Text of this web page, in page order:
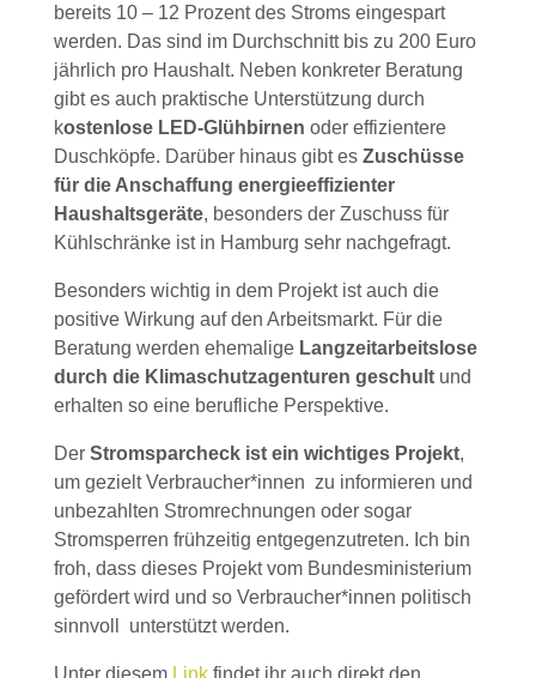
bereits 10 – 12 Prozent des Stroms eingespart
werden. Das sind im Durchschnitt bis zu 200 Euro
jährlich pro Haushalt. Neben konkreter Beratung
gibt es auch praktische Unterstützung durch
kostenlose LED-Glühbirnen oder effizientere
Duschköpfe. Darüber hinaus gibt es Zuschüsse
für die Anschaffung energieeffizienter
Haushaltsgeräte, besonders der Zuschuss für
Kühlschränke ist in Hamburg sehr nachgefragt.
Besonders wichtig in dem Projekt ist auch die
positive Wirkung auf den Arbeitsmarkt. Für die
Beratung werden ehemalige Langzeitarbeitslose
durch die Klimaschutzagenturen geschultund
erhalten so eine berufliche Perspektive.
Der Stromsparcheck ist ein wichtiges Projekt,
um gezielt Verbraucher*innen zu informieren und
unbezahlten Stromrechnungen oder sogar
Stromsperren frühzeitig entgegenzutreten. Ich bin
froh, dass dieses Projekt vom Bundesministerium
gefördert wird und so Verbraucher*innen politisch
sinnvoll unterstützt werden.
Unter diesem Linkfindet ihr auch direkt den